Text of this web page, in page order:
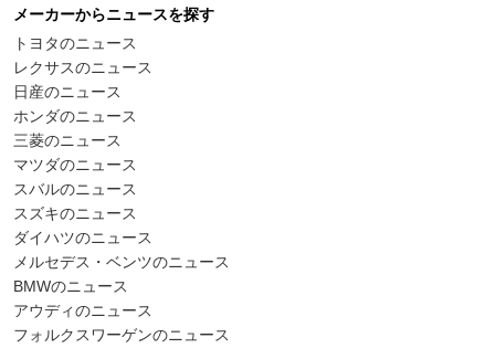
メーカーからニュースを探す
トヨタのニュース
レクサスのニュース
日産のニュース
ホンダのニュース
三菱のニュース
マツダのニュース
スバルのニュース
スズキのニュース
ダイハツのニュース
メルセデス・ベンツのニュース
BMWのニュース
アウディのニュース
フォルクスワーゲンのニュース